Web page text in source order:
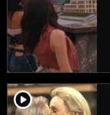
player2